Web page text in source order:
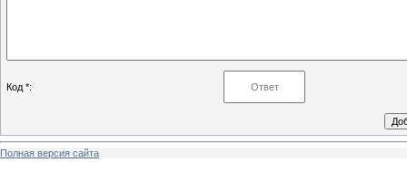
Код *:
Полная версия сайта